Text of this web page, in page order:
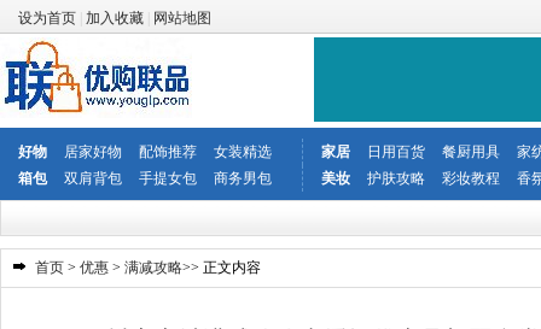
设为首页 加入收藏 网站地图
好物 居家好物 配饰推荐 女装精选 家居 日用百货 餐厨用具
家
箱包
双肩背包 手提女包 商务男包 美妆 护肤攻略 彩妆教程 香
首页 > 优惠 > 满减攻略>> 正文内容